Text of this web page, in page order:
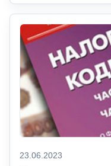
23.06.2023